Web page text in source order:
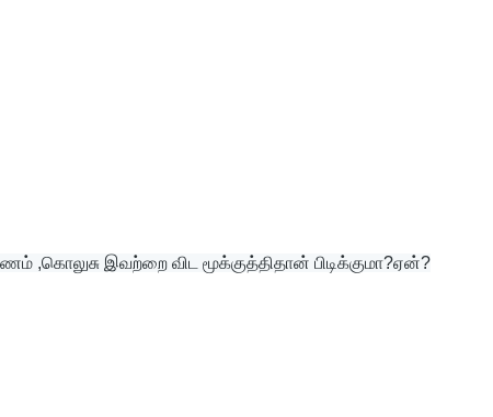
,கொலுசு இவற்றை விட மூக்குத்திதான் பிடிக்குமா?ஏன்?